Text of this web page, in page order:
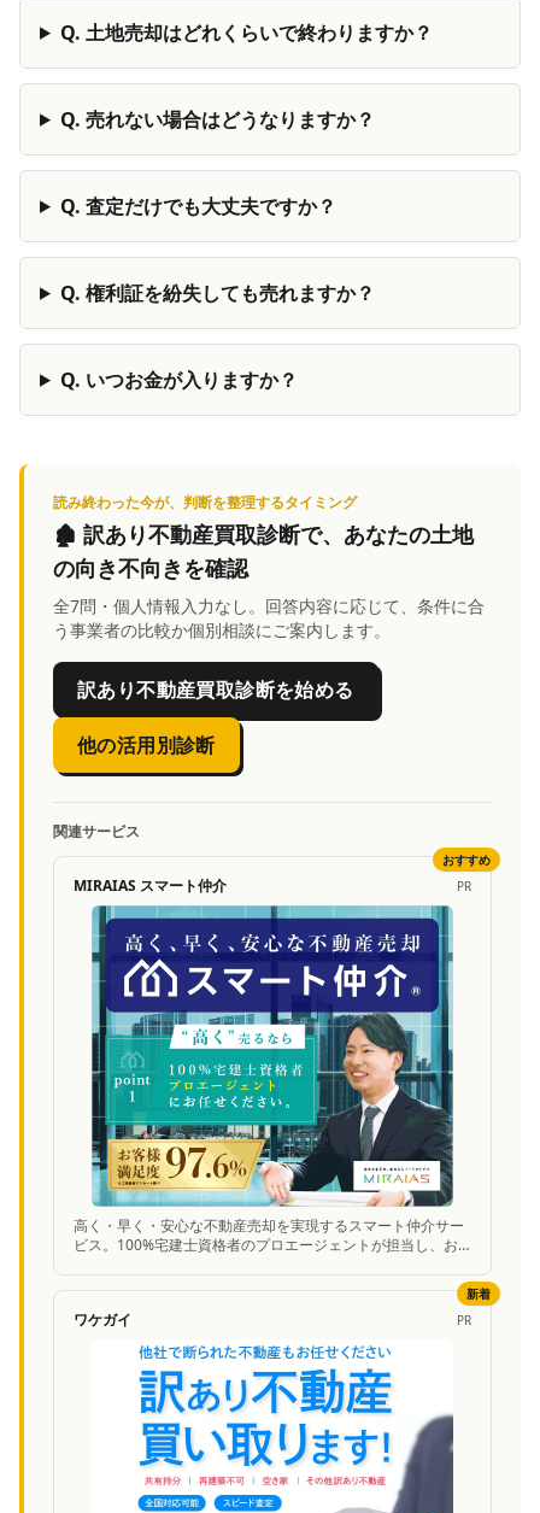
Q. 土地売却はどれくらいで終わりますか？
Q. 売れない場合はどうなりますか？
Q. 査定だけでも大丈夫ですか？
Q. 権利証を紛失しても売れますか？
Q. いつお金が入りますか？
読み終わった今が、判断を整理するタイミング
🏚️ 訳あり不動産買取診断で、あなたの土地
の向き不向きを確認
全7問・個人情報入力なし。回答内容に応じて、条件に合
う事業者の比較か個別相談にご案内します。
訳あり不動産買取診断を始める
他の活用別診断
関連サービス
MIRAIAS スマート仲介 PR
高く・早く・安心な不動産売却を実現するスマート仲介サー
ビス。100%宅建士資格者のプロエージェントが担当し、お
おすすめ
ワケガイ PR
新着